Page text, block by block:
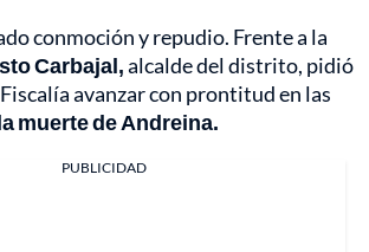
conmoción y repudio. Frente a la
Carbajal,alcalde del distrito, pidió
avanzar con prontitud en las
muerte de Andreina.
PUBLICIDAD